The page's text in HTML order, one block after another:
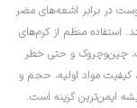
در برابر اشعه‌های مضر
منظم از کرم‌های
چین‌وچروک و حتی خطر
سرطان پوست می‌شود. قیمت این محصولات بسته به SPF، کیفیت مواد اولیه، حجم و
ایمن‌ترین گزینه است.